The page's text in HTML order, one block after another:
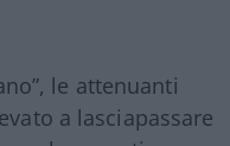
le attenuanti
a lasciapassare